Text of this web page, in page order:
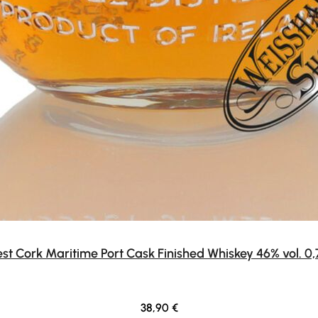
Cork Maritime Port Cask Finished Whiskey 46% vol.
Regular price:
38,90 €